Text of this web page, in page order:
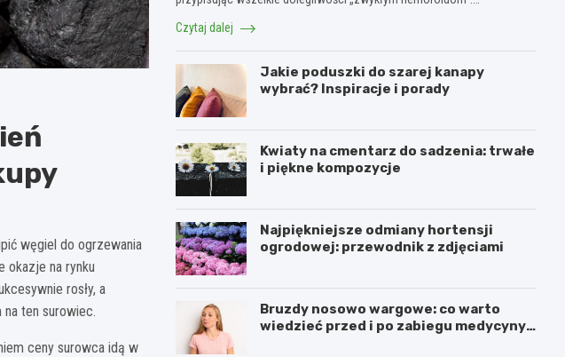
węgiel do ogrzewania
okazje na rynku
rosły, a
ten surowiec.
ceny surowca idą w
Czytaj dalej
Jakie poduszki do szarej kanapy
wybrać? Inspiracje i porady
Kwiaty na cmentarz do sadzenia: trwałe
i piękne kompozycje
Najpiękniejsze odmiany hortensji
ogrodowej: przewodnik z zdjęciami
Bruzdy nosowo wargowe: co warto
wiedzieć przed i po zabiegu medycyny